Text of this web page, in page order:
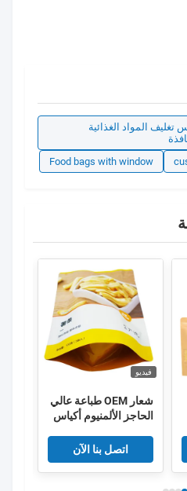
تغليف المواد الغذائية
Food bags with window
فيديو
شعار OEM طباعة عالي
الحاجز الألمنيوم أكياس
اتصل بنا الآن